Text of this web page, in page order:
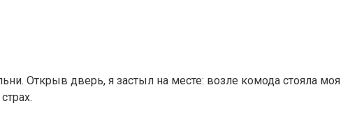
Открыв дверь, я застыл на месте: возле комода стояла моя